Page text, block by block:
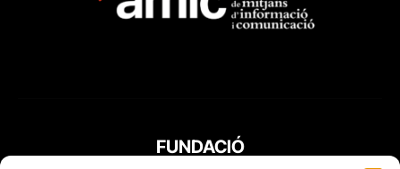
FUNDACIÓ